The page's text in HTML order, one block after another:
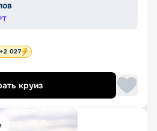
+2 027
круиз